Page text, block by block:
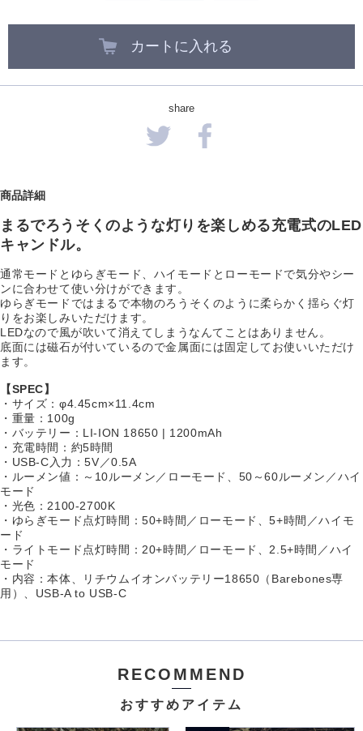
カートに入れる
share
商品詳細
まるでろうそくのような灯りを楽しめる充電式のLED
キャンドル。
通常モードとゆらぎモード、ハイモードとローモードで気分やシー
ンに合わせて使い分けができます。
ゆらぎモードではまるで本物のろうそくのように柔らかく揺らぐ灯
りをお楽しみいただけます。
LEDなので風が吹いて消えてしまうなんてことはありません。
底面には磁石が付いているので金属面には固定してお使いいただけ
ます。
【SPEC】
・サイズ：φ4.45cm×11.4cm
・重量：100g
・バッテリー：LI-ION 18650 | 1200mAh
・充電時間：約5時間
・USB-C入力：5V／0.5A
・ルーメン値：～10ルーメン／ローモード、50～60ルーメン／ハイ
モード
・光色：2100-2700K
・ゆらぎモード点灯時間：50+時間／ローモード、5+時間／ハイモ
ード
・ライトモード点灯時間：20+時間／ローモード、2.5+時間／ハイ
モード
・内容：本体、リチウムイオンバッテリー18650（Barebones専
用）、USB-A to USB-C
RECOMMEND
おすすめアイテム